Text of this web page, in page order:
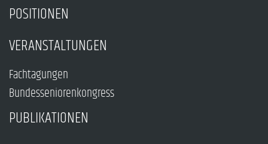
POSITIONEN
VERANSTALTUNGEN
Fachtagungen
Bundesseniorenkongress
PUBLIKATIONEN